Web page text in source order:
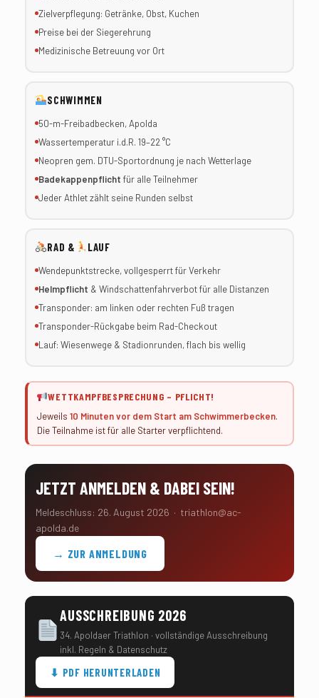
Zielverpflegung: Getränke, Obst, Kuchen
Preise bei der Siegerehrung
Medizinische Betreuung vor Ort
SCHWIMMEN
50-m-Freibadbecken, Apolda
Wassertemperatur i.d.R. 19–22 °C
Neopren gem. DTU-Sportordnung je nach Wetterlage
Badekappenpflicht für alle Teilnehmer
Jeder Athlet zählt seine Runden selbst
RAD & LAUF
Wendepunktstrecke, vollgesperrt für Verkehr
Helmpflicht & Windschattenfahrverbot für alle Distanzen
Transponder: am linken oder rechten Fuß tragen
Transponder-Rückgabe beim Rad-Checkout
Lauf: Wiesenwege & Stadionrunden, flach bis wellig
WETTKAMPFBESPRECHUNG – PFLICHT!
Jeweils 10 Minuten vor dem Start am Schwimmerbecken.
Die Teilnahme ist für alle Starter verpflichtend.
JETZT ANMELDEN & DABEI SEIN!
Meldeschluss: 26. August 2026 · triathlon@ac-
apolda.de
→ ZUR ANMELDUNG
AUSSCHREIBUNG 2026
34. Apoldaer Triathlon · vollständige Ausschreibung
inkl. Regeln & Datenschutz
⬇ PDF HERUNTERLADEN